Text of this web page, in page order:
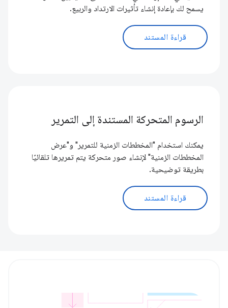
يسمح لك بإعادة إنشاء تأثيرات الارتداد والربيع.
قراءة المستند
الرسوم المتحركة المستندة إلى التمرير
يمكنك استخدام "المخططات الزمنية للتمرير" و"عرض
المخططات الزمنية" لإنشاء صور متحركة يتم تمريرها تلقائيًا
بطريقة توضيحية.
قراءة المستند